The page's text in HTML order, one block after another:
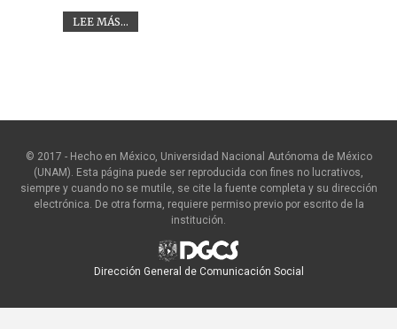
LEE MÁS...
© 2017 - Hecho en México, Universidad Nacional Autónoma de México
(UNAM). Esta página puede ser reproducida con fines no lucrativos,
siempre y cuando no se mutile, se cite la fuente completa y su dirección
electrónica. De otra forma, requiere permiso previo por escrito de la
institución.
Dirección General de Comunicación Social